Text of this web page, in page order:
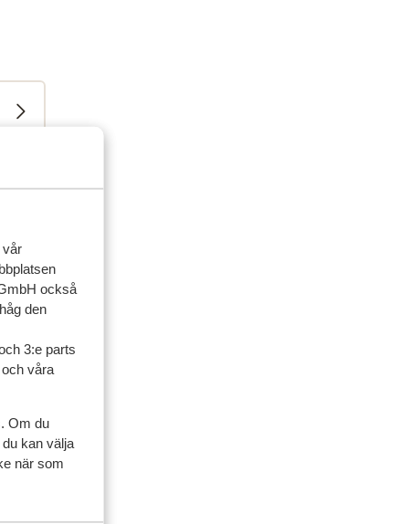
vår
också
den
3:e parts
våra
Om du
kan välja
när som